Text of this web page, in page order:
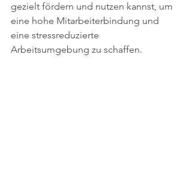
gezielt fördern und nutzen kannst, um
eine hohe Mitarbeiterbindung und
eine stressreduzierte
Arbeitsumgebung zu schaffen.